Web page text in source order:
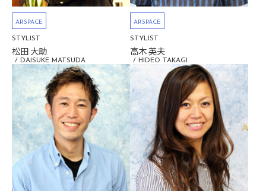
ARSPACE
STYLIST
松田 大助
DAISUKE MATSUDA
ARSPACE
STYLIST
高木 英夫
HIDEO TAKAGI